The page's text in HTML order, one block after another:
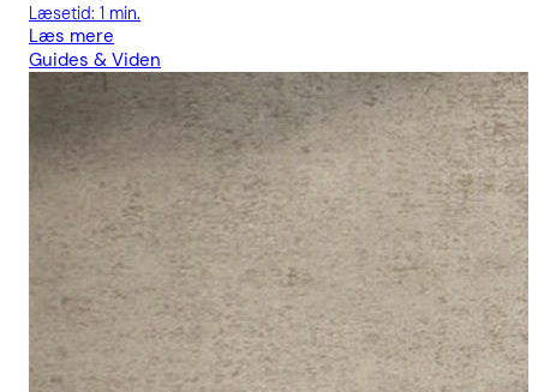
Læsetid: 1 min.
Læs mere
Guides & Viden